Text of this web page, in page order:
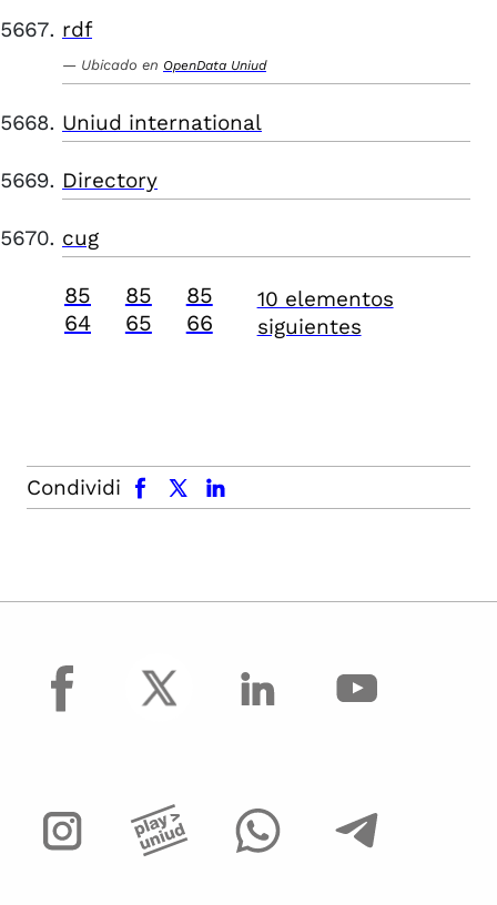
rdf
Ubicado en OpenData Uniud
Uniud international
Directory
cug
85
64
85
65
85
66
10 elementos
siguientes
Condividi
facebook x.com linkedin
facebook